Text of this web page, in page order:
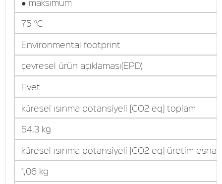
75 °C
Environmental footprint
çevresel ürün açıklaması(EPD)
Evet
küresel ısınma potansiyeli [CO2 eq] toplam
54,3 kg
küresel ısınma potansiyeli [CO2 eq] üretim
1,06 kg